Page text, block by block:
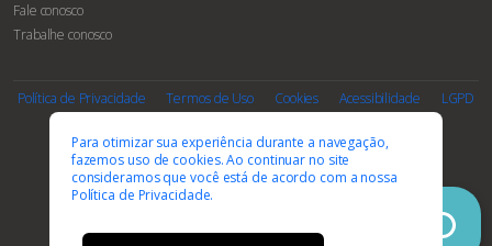
Fale conosco
Trabalhe conosco
Política de Privacidade Termos de Uso Cookies Acessibilidade LGPD
PARCEIROS E AFILIAÇÕES
Para otimizar sua experiência durante a navegação,
fazemos uso de cookies. Ao continuar no site
consideramos que você está de acordo com a nossa
Política de Privacidade.